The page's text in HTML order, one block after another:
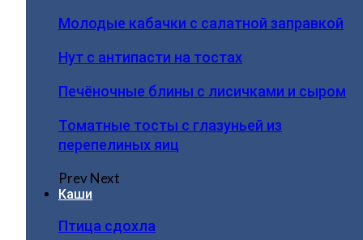
Молодые кабачки с салатной заправкой
Нут с антипасти на тостах
Печёночные блины с лисичками и сыром
Томатные тосты с глазуньей из
перепелиных яиц
PrevNext
Каши
Птица сдохла